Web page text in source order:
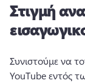
Στιγμή
Συνιστούμε να
YouTube εντός